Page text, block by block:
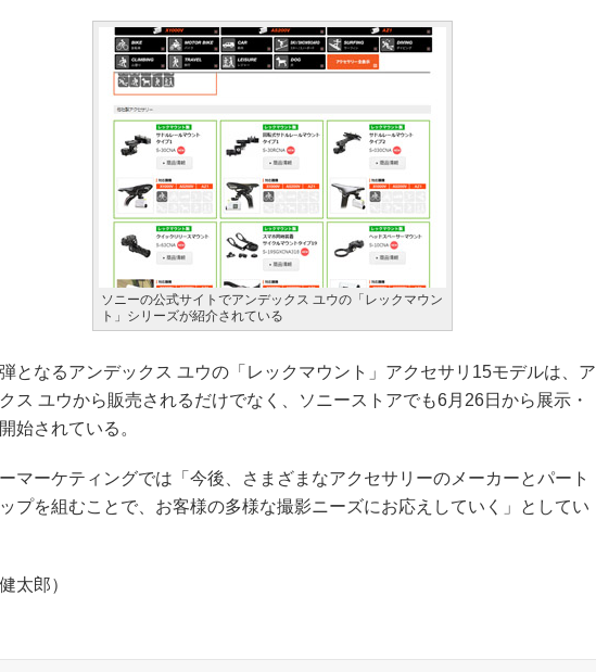
ソニーの公式サイトでアンデックス ユウの「レックマウン
ト」シリーズが紹介されている
となるアンデックス ユウの「レックマウント」アクセサリ15モデルは、ア
ス ユウから販売されるだけでなく、ソニーストアでも6月26日から展示・
始されている。
マーケティングでは「今後、さまざまなアクセサリーのメーカーとパート
プを組むことで、お客様の多様な撮影ニーズにお応えしていく」としてい
太郎）